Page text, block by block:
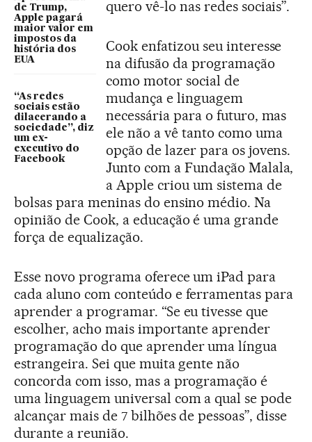
de Trump,
Apple pagará
maior valor em
impostos da
história dos
EUA
“As redes
sociais estão
dilacerando a
sociedade”, diz
um ex-
executivo do
Facebook
quero vê-lo nas redes sociais”.
Cook enfatizou seu interesse
na difusão da programação
como motor social de
mudança e linguagem
necessária para o futuro, mas
ele não a vê tanto como uma
opção de lazer para os jovens.
Junto com a Fundação Malala,
a Apple criou um sistema de
bolsas para meninas do ensino médio. Na
opinião de Cook, a educação é uma grande
força de equalização.
Esse novo programa oferece um iPad para
cada aluno com conteúdo e ferramentas para
aprender a programar. “Se eu tivesse que
escolher, acho mais importante aprender
programação do que aprender uma língua
estrangeira. Sei que muita gente não
concorda com isso, mas a programação é
uma linguagem universal com a qual se pode
alcançar mais de 7 bilhões de pessoas”, disse
durante a reunião.